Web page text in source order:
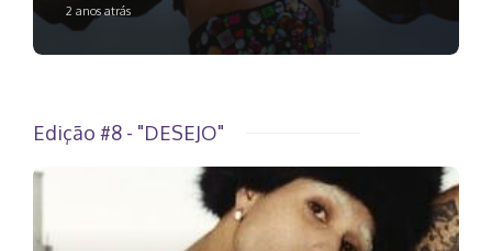
2 anos atrás
Edição #8 - "DESEJO"